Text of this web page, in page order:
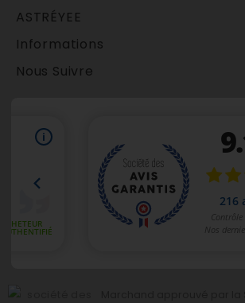
ASTRÉYEE
Informations
Nous Suivre